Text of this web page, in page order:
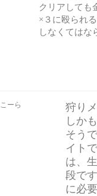
クリアしても
×３に殴られ
しなくてはな
こーら
狩り
しか
そう
イト
は、
段で
に必